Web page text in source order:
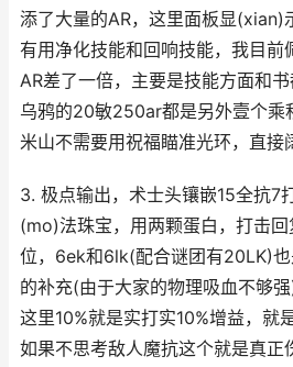
添了大量的AR，这里面板显(xian)
有用净化技能和回响技能，我目前
AR差了一倍，主要是技能方面和
乌鸦的20敏250ar都是另外壹个乘
米山不需要用祝福瞄准光环，直接
3. 极点输出，术士头镶嵌15全抗7
(mo)法珠宝，用两颗蛋白，打击
位，6ek和6lk(配合谜团有20LK)
的补充(由于大家的物理吸血不够
这里10%就是实打实10%增益，就
如果不思考敌人魔抗这个就是真正